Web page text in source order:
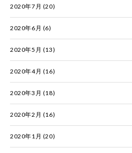
2020年7月 (20)
2020年6月 (6)
2020年5月 (13)
2020年4月 (16)
2020年3月 (18)
2020年2月 (16)
2020年1月 (20)